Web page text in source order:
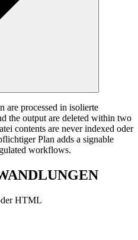
are processed in isolierte
the output are deleted within two
contents are never indexed oder
Plan adds a signable
workflows.
HTML